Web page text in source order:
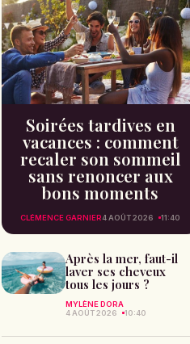
Soirées tardives en
vacances : comment
recaler son sommeil
sans renoncer aux
bons moments
CLÉMENCE GARNIER4 AOÛT 2026 11:40
Après la mer, faut-il
laver ses cheveux
tous les jours ?
MYLÈNE DORA
4 AOÛT 2026
10:40